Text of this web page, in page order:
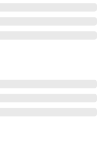
◎賞与3ヶ月◎残